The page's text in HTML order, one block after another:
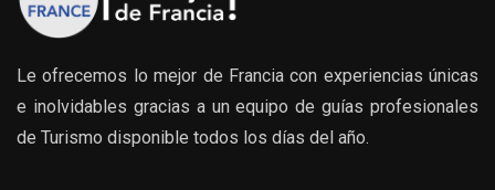
Le ofrecemos lo mejor de Francia con experiencias únicas
e inolvidables gracias a un equipo de guías profesionales
de Turismo disponible todos los días del año.